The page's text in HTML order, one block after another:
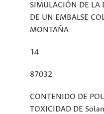
SIMULACIÓN DE LA
DE UN EMBALSE
MONTAÑA
14
87032
CONTENIDO DE
TOXICIDAD DE